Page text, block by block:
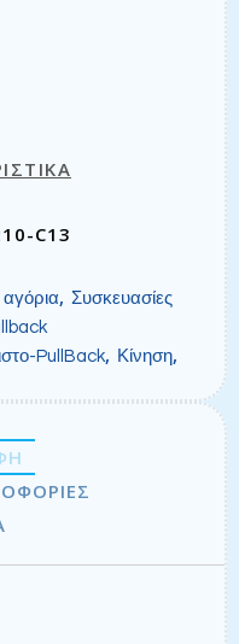
C13
αγόρια, Συσκευασίες
PullBack, Κίνηση,